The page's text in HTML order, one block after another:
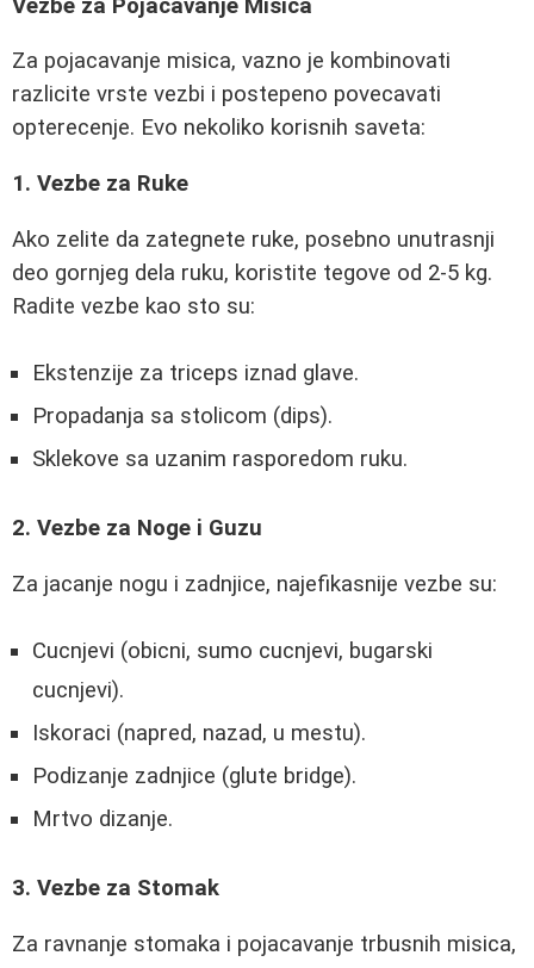
Vezbe za Pojacavanje Misica
Za pojacavanje misica, vazno je kombinovati
razlicite vrste vezbi i postepeno povecavati
opterecenje. Evo nekoliko korisnih saveta:
1. Vezbe za Ruke
Ako zelite da zategnete ruke, posebno unutrasnji
deo gornjeg dela ruku, koristite tegove od 2-5 kg.
Radite vezbe kao sto su:
Ekstenzije za triceps iznad glave.
Propadanja sa stolicom (dips).
Sklekove sa uzanim rasporedom ruku.
2. Vezbe za Noge i Guzu
Za jacanje nogu i zadnjice, najefikasnije vezbe su:
Cucnjevi (obicni, sumo cucnjevi, bugarski
cucnjevi).
Iskoraci (napred, nazad, u mestu).
Podizanje zadnjice (glute bridge).
Mrtvo dizanje.
3. Vezbe za Stomak
Za ravnanje stomaka i pojacavanje trbusnih misica,